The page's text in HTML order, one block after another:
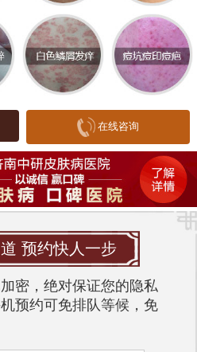
、化学剥脱等，但由于病
较高。
可能给患者带来心理负
感到自卑，避免与他人接
和工作。因此，及时就医
得尤为重要。
持良好的个人卫生习惯。
尽量不共用个人物品，尤
增强自身免疫力，保持健
食、适量运动和充足睡眠
在线咨询
预约快人一步
密，绝对保证您的隐私
预约可免排队等候，免